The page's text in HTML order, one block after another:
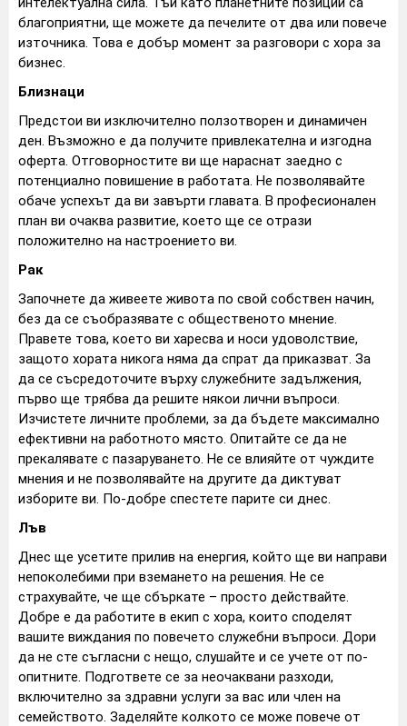
благоприятни, ще можете да печелите от два или повече
източника. Това е добър момент за разговори с хора за
бизнес.
Близнаци
Предстои ви изключително ползотворен и динамичен
ден. Възможно е да получите привлекателна и изгодна
оферта. Отговорностите ви ще нараснат заедно с
потенциално повишение в работата. Не позволявайте
обаче успехът да ви завърти главата. В професионален
план ви очаква развитие, което ще се отрази
положително на настроението ви.
Рак
Започнете да живеете живота по свой собствен начин,
без да се съобразявате с общественото мнение.
Правете това, което ви харесва и носи удоволствие,
защото хората никога няма да спрат да приказват. За
да се съсредоточите върху служебните задължения,
първо ще трябва да решите някои лични въпроси.
Изчистете личните проблеми, за да бъдете максимално
ефективни на работното място. Опитайте се да не
прекалявате с пазаруването. Не се влияйте от чуждите
мнения и не позволявайте на другите да диктуват
изборите ви. По-добре спестете парите си днес.
Лъв
Днес ще усетите прилив на енергия, който ще ви направи
непоколебими при вземането на решения. Не се
страхувайте, че ще сбъркате – просто действайте.
Добре е да работите в екип с хора, които споделят
вашите виждания по повечето служебни въпроси. Дори
да не сте съгласни с нещо, слушайте и се учете от по-
опитните. Подгответе се за неочаквани разходи,
включително за здравни услуги за вас или член на
семейството. Заделяйте колкото се може повече от